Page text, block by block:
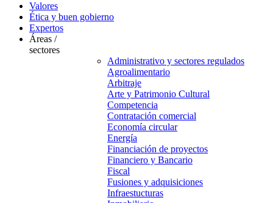
Valores
Ética y buen gobierno
Expertos
Áreas /
sectores
Administrativo y sectores regulados
Agroalimentario
Arbitraje
Arte y Patrimonio Cultural
Competencia
Contratación comercial
Economía circular
Energía
Financiación de proyectos
Financiero y Bancario
Fiscal
Fusiones y adquisiciones
Infraestucturas